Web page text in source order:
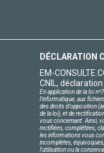
DÉCLARATION
EM-
CNIL, déclaration
En application de la loi
l'informatique, aux
des droits d'opposition
de la loi), et de
vous concernant. Ainsi,
rectifiées, complétées,
les informations vous
incomplètes,
l'utilisation ou la